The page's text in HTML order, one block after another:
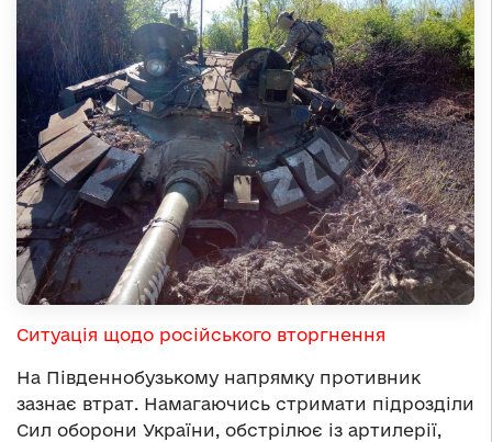
Ситуація щодо російського вторгнення
На Південнобузькому напрямку противник
зазнає втрат. Намагаючись стримати підрозділи
Сил оборони України, обстрілює із артилерії,